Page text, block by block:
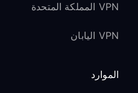
VPN المملكة المتحدة
VPN اليابان
الموارد